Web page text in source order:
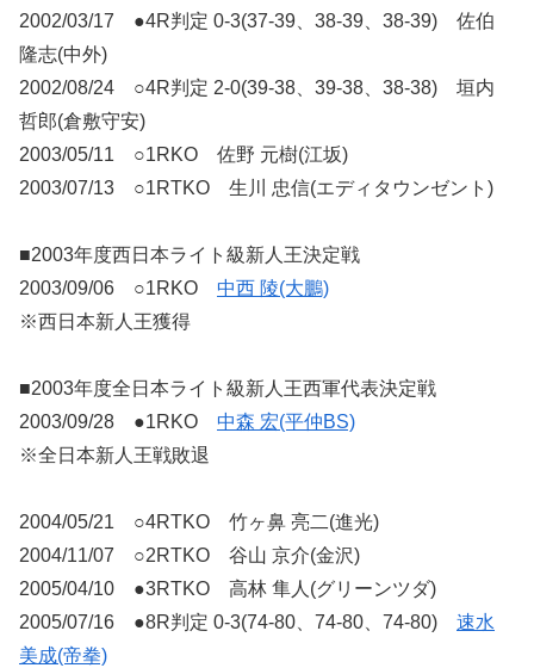
2002/03/17 ●4R判定 0-3(37-39、38-39、38-39) 佐伯
隆志(中外)
2002/08/24 ○4R判定 2-0(39-38、39-38、38-38) 垣内
哲郎(倉敷守安)
2003/05/11 ○1RKO 佐野 元樹(江坂)
2003/07/13 ○1RTKO 生川 忠信(エディタウンゼント)
■2003年度西日本ライト級新人王決定戦
2003/09/06 ○1RKO 中西 陵(大鵬)
※西日本新人王獲得
■2003年度全日本ライト級新人王西軍代表決定戦
2003/09/28 ●1RKO 中森 宏(平仲BS)
※全日本新人王戦敗退
2004/05/21 ○4RTKO 竹ヶ鼻 亮二(進光)
2004/11/07 ○2RTKO 谷山 京介(金沢)
2005/04/10 ●3RTKO 高林 隼人(グリーンツダ)
2005/07/16 ●8R判定 0-3(74-80、74-80、74-80) 速水
美成(帝拳)